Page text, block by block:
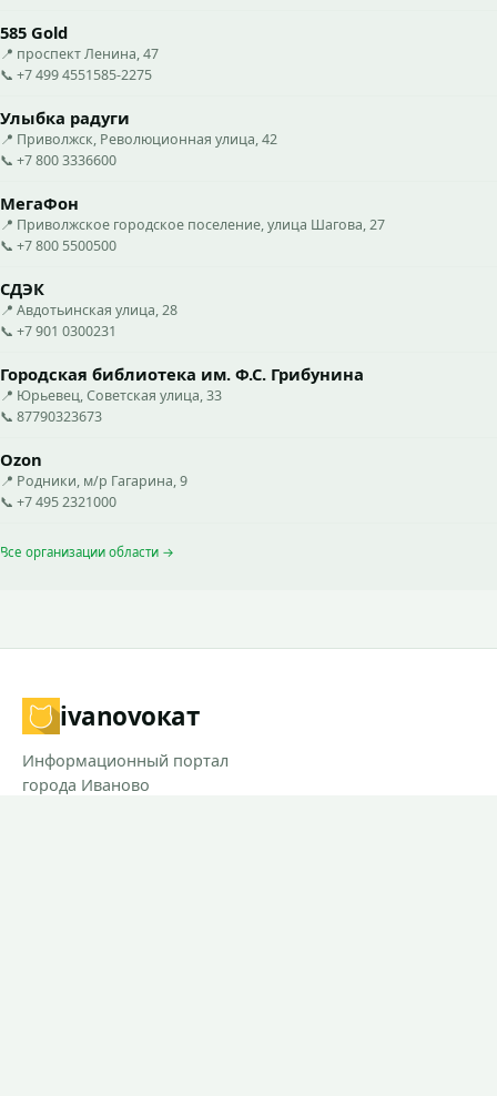
585 Gold
📍 проспект Ленина, 47
📞 +7 499 4551585-2275
Улыбка радуги
📍 Приволжск, Революционная улица, 42
📞 +7 800 3336600
МегаФон
📍 Приволжское городское поселение, улица Шагова, 27
📞 +7 800 5500500
СДЭК
📍 Авдотьинская улица, 28
📞 +7 901 0300231
Городская библиотека им. Ф.С. Грибунина
📍 Юрьевец, Советская улица, 33
📞 87790323673
Ozon
📍 Родники, м/р Гагарина, 9
📞 +7 495 2321000
Все организации области →
ivanovoкат
Информационный портал
города Иваново